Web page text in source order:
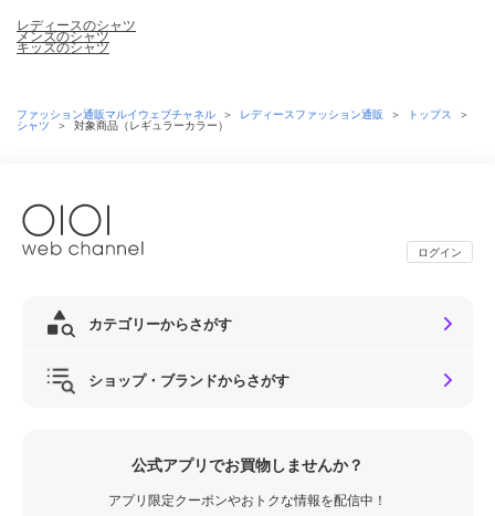
レディースのシャツ
メンズのシャツ
キッズのシャツ
ファッション通販マルイウェブチャネル ＞ レディースファッション通販 ＞ トップス
＞
シャツ
＞ 対象商品（レギュラーカラー）
ログイン
カテゴリーからさがす
ショップ・ブランドからさがす
公式アプリでお買物しませんか？
アプリ限定クーポンやおトクな情報を配信中！